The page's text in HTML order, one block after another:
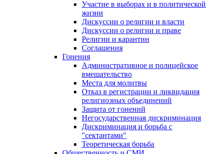
Участие в выборах и в политической
жизни
Дискуссии о религии и власти
Дискуссии о религии и праве
Религии и карантин
Соглашения
Гонения
Административное и полицейское
вмешательство
Места для молитвы
Отказ в регистрации и ликвидация
религиозных объединений
Защита от гонений
Негосударственная дискриминация
Дискриминация и борьба с
"сектантами"
Теоретическая борьба